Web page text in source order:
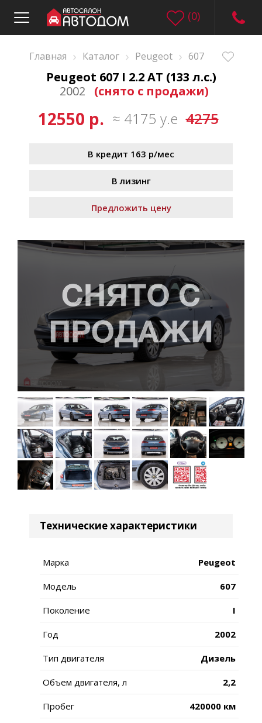
(0)
Главная › Каталог › Peugeot › 607
Peugeot 607 I 2.2 AT (133 л.с.)
2002
(снято с продажи)
12550 р. ≈ 4175 у.е 4275
В кредит 163 р/мес
В лизинг
Предложить цену
Технические характеристики
Марка Peugeot
Модель 607
Поколение I
Год 2002
Тип двигателя Дизель
Объем двигателя, л 2,2
Пробег 420000 км